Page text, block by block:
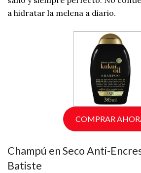
a hidratar la melena a diario.
COMPRAR
Champú en Seco Anti-
Batiste